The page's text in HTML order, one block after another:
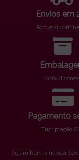
Envios em
Portugal
100%
Pagamento
Encriptação
Sejam bem-vindos à